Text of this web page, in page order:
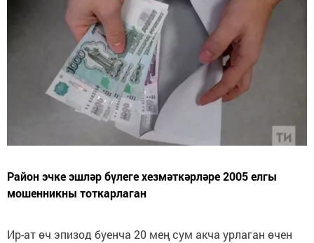
Район эчке эшләр бүлеге хезмәткәрләре 2005 елгы
мошенникны тоткарлаган
Ир-ат өч эпизод буенча 20 мең сум акча урлаган өчен